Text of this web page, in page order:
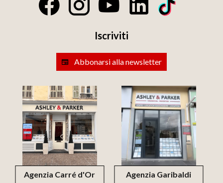
Iscriviti
Abbonarsi alla newsletter
Agenzia Carré d'Or Agenzia Garibaldi